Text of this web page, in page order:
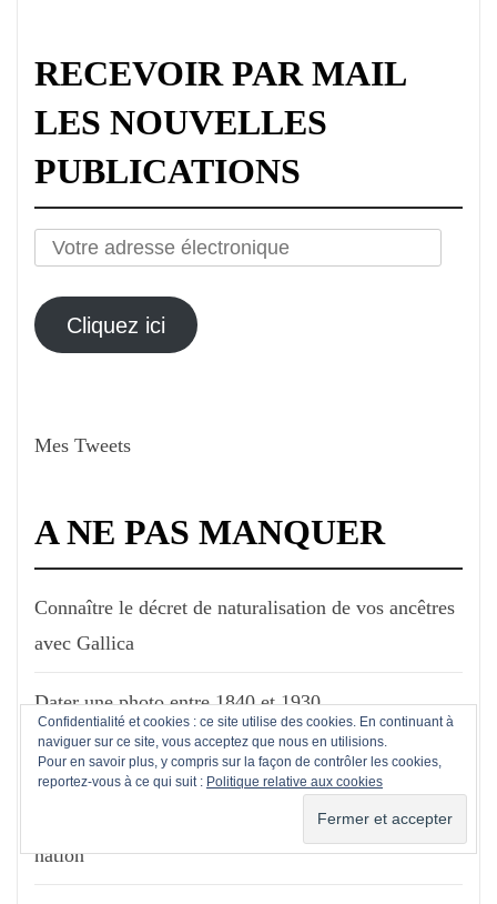
RECEVOIR PAR MAIL
LES NOUVELLES
PUBLICATIONS
Votre
électronique
Cliquez ici
Mes Tweets
A NE PAS MANQUER
Connaître le décret de naturalisation de vos ancêtres
avec Gallica
Dater une photo entre 1840 et 1930
Obtenir le dossier médical de votre ancêtre militaire
Retrouvez le dossier de votre ancêtre "Pupille de la
nation"
Confidentialité et cookies : ce site utilise des cookies. En continuant à
naviguer sur ce site, vous acceptez que nous en utilisions.
Pour en savoir plus, y compris sur la façon de contrôler les cookies,
reportez-vous à ce qui suit : Politique relative aux cookies